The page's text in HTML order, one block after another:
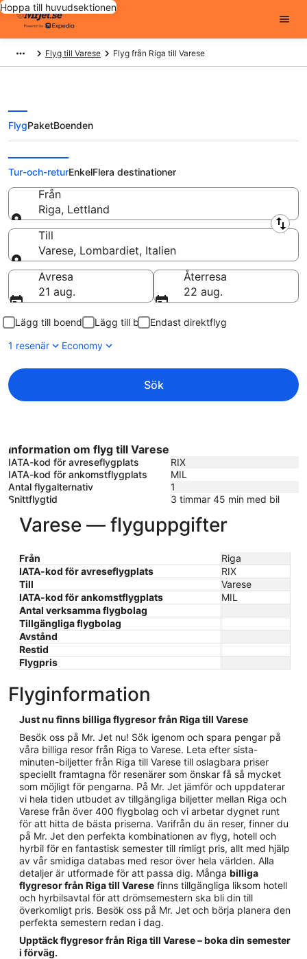
Hoppa till huvudsektionen
Flyg till Varese Flyg från Riga till Varese
Flyg från Riga till Varese från
FlygPaketBoenden
Tur-och-returEnkelFlera destinationer
Från
Riga, Lettland
Från
Till
Varese, Lombardiet, Italien
Till
Avresa
21 aug.
Återresa
22 aug.
Lägg till boende Lägg till bil
Endast direktflyg
1 resenär
Economy
Sök
Information om flyg till Varese
IATA-kod för avreseflygplats
RIX
IATA-kod för ankomstflygplats
MIL
Antal flygalternativ
1
Snittflygtid
3 timmar 45 min med bil
Varese — flyguppgifter
Från
Riga
IATA-kod för avreseflygplats
RIX
Till
Varese
IATA-kod för ankomstflygplats
MIL
Antal verksamma flygbolag
Tillgängliga flygbolag
Avstånd
Restid
Flygpris
Flyginformation
Just nu finns billiga flygresor från Riga till Varese
Besök oss på Mr. Jet nu! Sök igenom och spara pengar på
våra billiga resor från Riga to Varese. Leta efter sista-
minuten-biljetter från Riga till Varese till oslagbara priser
speciellt framtagna för resenärer som önskar få så mycket
som möjligt för pengarna. På Mr. Jet jämför och uppdaterar
vi hela tiden utbudet av tillgängliga biljetter mellan Riga och
Varese från över 400 flygbolag och vi arbetar dygnet runt
för att hitta de bästa priserna. Varifrån du än reser, finner du
på Mr. Jet den perfekta kombinationen av flyg, hotell och
hyrbil för en fantastisk semester till rimligt pris, allt med hjälp
av vår smidiga databas med resor över hela världen. Alla
detaljer är utformade för att passa dig. Många billiga
flygresor från Riga till Varese finns tillgängliga liksom hotell
och hyrbilsavtal för att drömsemestern ska bli din till
överkomligt pris. Besök oss på Mr. Jet och börja planera den
perfekta semestern redan i dag.
Upptäck flygresor från Riga till Varese – boka din semester
i förväg.